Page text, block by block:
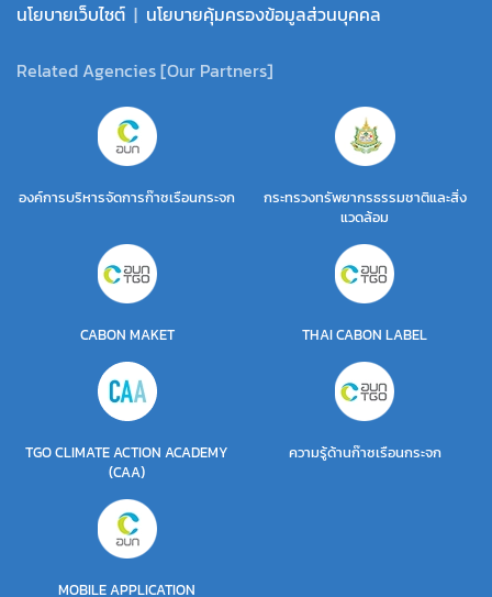
นโยบายเว็บไซต์ | นโยบายคุ้มครองข้อมูลส่วนบุคคล
Related Agencies [Our Partners]
องค์การบริหารจัดการก๊าซเรือนกระจก
กระทรวงทรัพยากรธรรมชาติและสิ่ง
แวดล้อม
CABON MAKET THAI CABON LABEL
TGO CLIMATE ACTION ACADEMY
(CAA)
ความรู้ด้านก๊าซเรือนกระจก
MOBILE APPLICATION